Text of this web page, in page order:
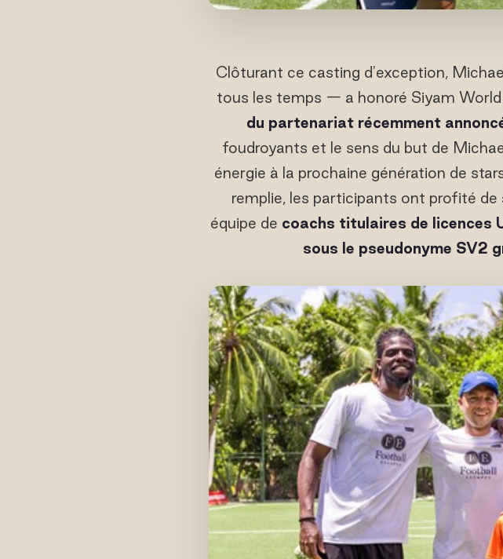
Clôturant ce casting d'exception,
tous les temps — a honoré Siyam World
du partenariat récemment
foudroyants et le sens du but de
énergie à la prochaine génération de
remplie, les participants ont profité
équipe de coachs titulaires de licences
sous le pseudonyme SV2